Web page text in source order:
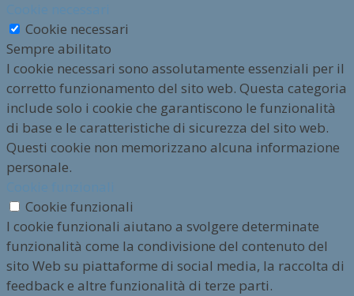
Cookie necessari
Sempre abilitato
I cookie necessari sono assolutamente essenziali per il
corretto funzionamento del sito web. Questa categoria
include solo i cookie che garantiscono le funzionalità
di base e le caratteristiche di sicurezza del sito web.
Questi cookie non memorizzano alcuna informazione
personale.
Cookie funzionali
I cookie funzionali aiutano a svolgere determinate
funzionalità come la condivisione del contenuto del
sito Web su piattaforme di social media, la raccolta di
feedback e altre funzionalità di terze parti.